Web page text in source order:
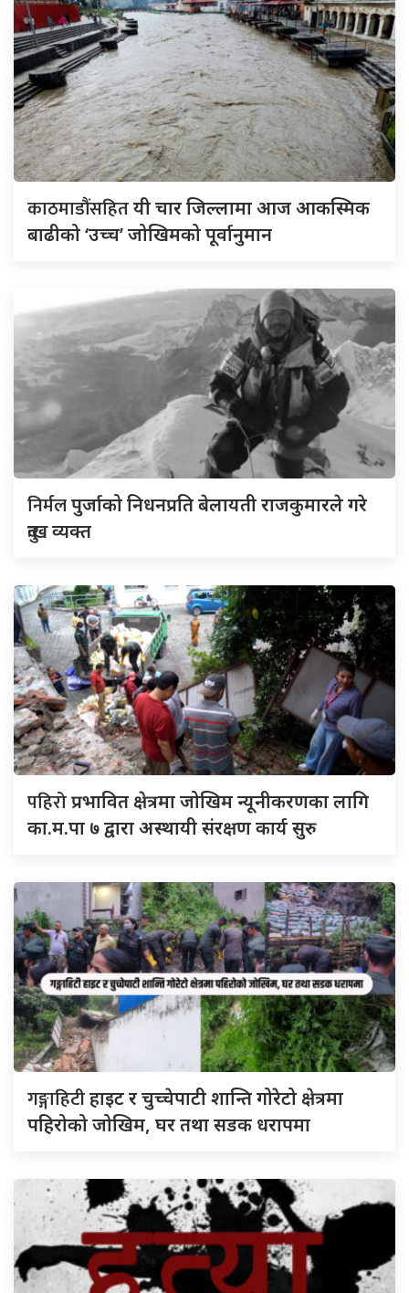
काठमाडौंसहितयी चार जिल्लामा आज आकस्मिक
बाढीको ‘उच्च’ जोखिमको पूर्वानुमान
निर्मलपुर्जाको निधनप्रति बेलायती राजकुमारले गरे
दुःख व्यक्त
पहिरोप्रभावित क्षेत्रमा जोखिम न्यूनीकरणका लागि
का.म.पा ७ द्वारा अस्थायी संरक्षण कार्य सुरु
गङ्गाहिटीहाइट र चुच्चेपाटी शान्ति गोरेटो क्षेत्रमा
पहिरोको जोखिम, घर तथा सडक धरापमा